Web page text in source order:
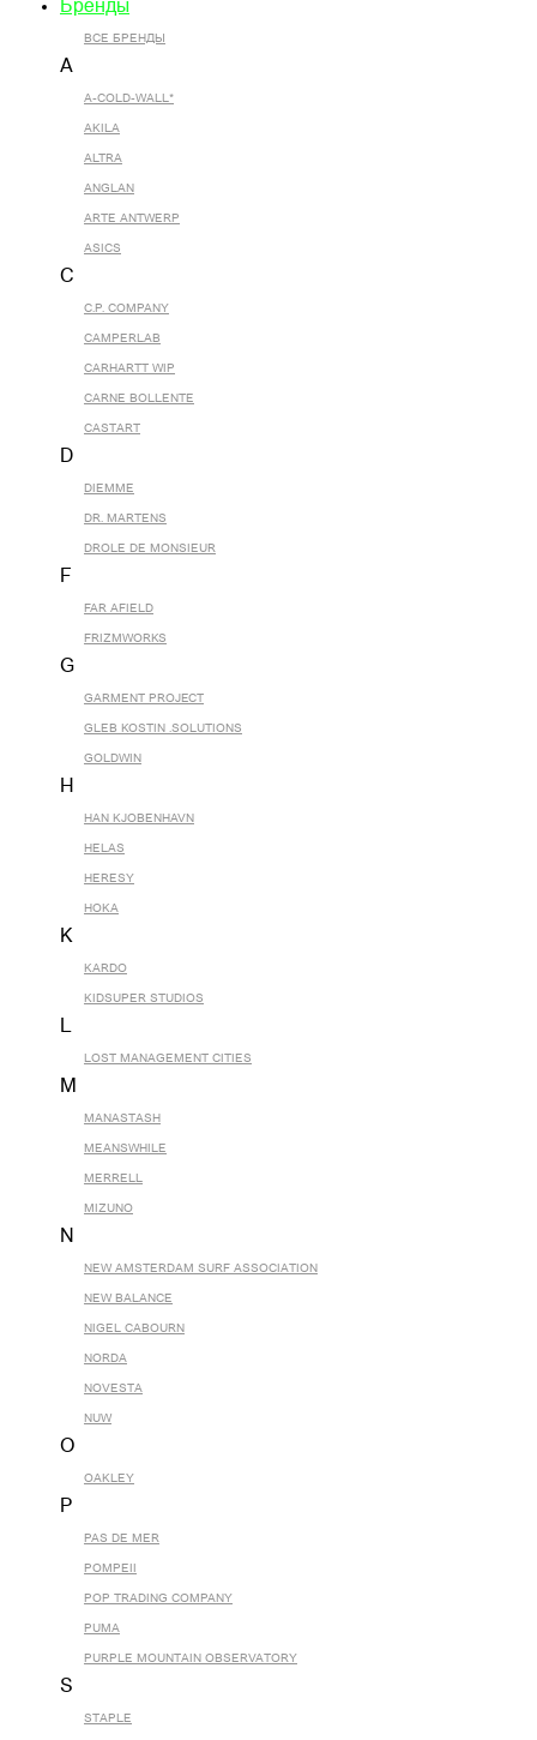
Бренды
ВСЕ БРЕНДЫ
A
A-COLD-WALL*
AKILA
ALTRA
ANGLAN
ARTE ANTWERP
ASICS
C
C.P. COMPANY
CAMPERLAB
CARHARTT WIP
CARNE BOLLENTE
CASTART
D
DIEMME
DR. MARTENS
DROLE DE MONSIEUR
F
FAR AFIELD
FRIZMWORKS
G
GARMENT PROJECT
GLEB KOSTIN .SOLUTIONS
GOLDWIN
H
HAN KJOBENHAVN
HELAS
HERESY
HOKA
K
KARDO
KIDSUPER STUDIOS
L
LOST MANAGEMENT CITIES
M
MANASTASH
MEANSWHILE
MERRELL
MIZUNO
N
NEW AMSTERDAM SURF ASSOCIATION
NEW BALANCE
NIGEL CABOURN
NORDA
NOVESTA
NUW
O
OAKLEY
P
PAS DE MER
POMPEII
POP TRADING COMPANY
PUMA
PURPLE MOUNTAIN OBSERVATORY
S
STAPLE